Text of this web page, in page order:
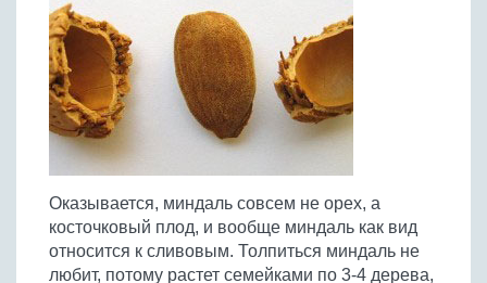
Из яиц и другие
Холодные супы
Супы-пюре
Молочные супы
Сладкие супы
Отварное мясо
Запеченное мясо
Тушеное мясо
Из мясного фарша
Из субпродуктов
Жареная рыба
Отварная и паровая
Запеченная рыба
Тушеная рыба
Из рыбного фарша
Морепродукты
Суши и роллы
Вся птица
Жареная птица
Отварная птица
Запеченная птица
Тушеная птица
Из фарша птицы
Из субпродуктов птицы
Овощи
Все овощи
Жареные овощи
Отварные овощи
Запеченные овощи
Выпечка
Вся выпечка
Торты и пирожные
Пироги и пирожки
Кексы и маффины
Печенье и булочки
Соусы
Все соусы
Соусы к мясу
Соусы к рыбе
Все напитки
Алкогольные напитки
Заготовки
Все заготовки
Десерты
Оказывается, миндаль совсем не орех, а
косточковый плод, и вообще миндаль как вид
относится к сливовым. Толпиться миндаль не
любит, потому растет семейками по 3-4 дерева,